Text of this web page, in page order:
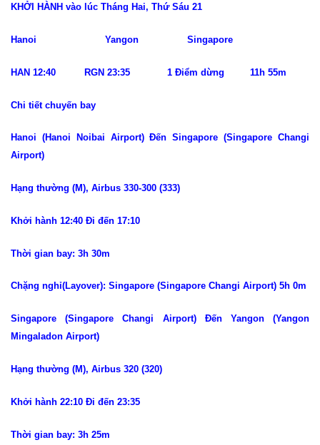
KHỞI HÀNH vào lúc Tháng Hai, Thứ Sáu 21
Hanoi Yangon Singapore
HAN 12:40 RGN 23:35 1 Điểm dừng 11h 55m
Chi tiết chuyến bay
Hanoi (Hanoi Noibai Airport) Đến Singapore (Singapore Changi
Airport)
Hạng thường (M), Airbus 330-300 (333)
Khởi hành 12:40 Đi đến 17:10
Thời gian bay: 3h 30m
Chặng nghỉ(Layover): Singapore (Singapore Changi Airport) 5h 0m
Singapore (Singapore Changi Airport) Đến Yangon (Yangon
Mingaladon Airport)
Hạng thường (M), Airbus 320 (320)
Khởi hành 22:10 Đi đến 23:35
Thời gian bay: 3h 25m